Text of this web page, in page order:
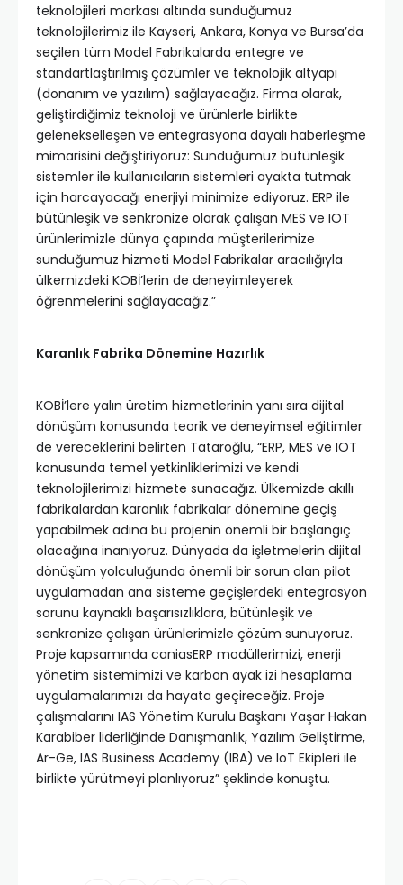
teknolojileri markası altında sunduğumuz
teknolojilerimiz ile Kayseri, Ankara, Konya ve Bursa’da
seçilen tüm Model Fabrikalarda entegre ve
standartlaştırılmış çözümler ve teknolojik altyapı
(donanım ve yazılım) sağlayacağız. Firma olarak,
geliştirdiğimiz teknoloji ve ürünlerle birlikte
gelenekselleşen ve entegrasyona dayalı haberleşme
mimarisini değiştiriyoruz: Sunduğumuz bütünleşik
sistemler ile kullanıcıların sistemleri ayakta tutmak
için harcayacağı enerjiyi minimize ediyoruz. ERP ile
bütünleşik ve senkronize olarak çalışan MES ve IOT
ürünlerimizle dünya çapında müşterilerimize
sunduğumuz hizmeti Model Fabrikalar aracılığıyla
ülkemizdeki KOBİ’lerin de deneyimleyerek
öğrenmelerini sağlayacağız.”
Karanlık Fabrika Dönemine Hazırlık
KOBİ’lere yalın üretim hizmetlerinin yanı sıra dijital
dönüşüm konusunda teorik ve deneyimsel eğitimler
de vereceklerini belirten Tataroğlu, “ERP, MES ve IOT
konusunda temel yetkinliklerimizi ve kendi
teknolojilerimizi hizmete sunacağız. Ülkemizde akıllı
fabrikalardan karanlık fabrikalar dönemine geçiş
yapabilmek adına bu projenin önemli bir başlangıç
olacağına inanıyoruz. Dünyada da işletmelerin dijital
dönüşüm yolculuğunda önemli bir sorun olan pilot
uygulamadan ana sisteme geçişlerdeki entegrasyon
sorunu kaynaklı başarısızlıklara, bütünleşik ve
senkronize çalışan ürünlerimizle çözüm sunuyoruz.
Proje kapsamında caniasERP modüllerimizi, enerji
yönetim sistemimizi ve karbon ayak izi hesaplama
uygulamalarımızı da hayata geçireceğiz. Proje
çalışmalarını IAS Yönetim Kurulu Başkanı Yaşar Hakan
Karabiber liderliğinde Danışmanlık, Yazılım Geliştirme,
Ar-Ge, IAS Business Academy (IBA) ve IoT Ekipleri ile
birlikte yürütmeyi planlıyoruz” şeklinde konuştu.